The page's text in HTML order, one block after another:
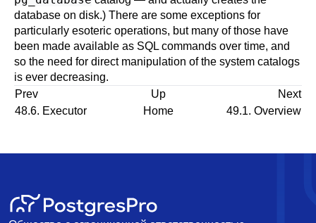
database on disk.) There are some exceptions for
particularly esoteric operations, but many of those have
been made available as SQL commands over time, and
so the need for direct manipulation of the system catalogs
is ever decreasing.
Prev
Up
Next
48.6. Executor
Home 49.1. Overview